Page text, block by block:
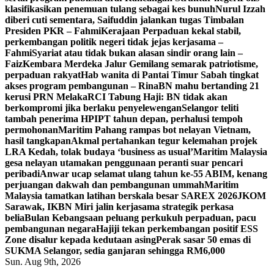
klasifikasikan penemuan tulang sebagai kes bunuhNurul Izzah
diberi cuti sementara, Saifuddin jalankan tugas Timbalan
Presiden PKR – FahmiKerajaan Perpaduan kekal stabil,
perkembangan politik negeri tidak jejas kerjasama –
FahmiSyariat atau tidak bukan alasan sindir orang lain –
FaizKembara Merdeka Jalur Gemilang semarak patriotisme,
perpaduan rakyatHab wanita di Pantai Timur Sabah tingkat
akses program pembangunan – RinaBN mahu bertanding 21
kerusi PRN MelakaRCI Tabung Haji: BN tidak akan
berkompromi jika berlaku penyelewenganSelangor teliti
tambah penerima HPIPT tahun depan, perhalusi tempoh
permohonanMaritim Pahang rampas bot nelayan Vietnam,
hasil tangkapanAkmal pertahankan tegur kelemahan projek
LRA Kedah, tolak budaya ‘business as usual’Maritim Malaysia
gesa nelayan utamakan penggunaan peranti suar pencari
peribadiAnwar ucap selamat ulang tahun ke-55 ABIM, kenang
perjuangan dakwah dan pembangunan ummahMaritim
Malaysia tamatkan latihan berskala besar SAREX 2026JKOM
Sarawak, IKBN Miri jalin kerjasama strategik perkasa
beliaBulan Kebangsaan peluang perkukuh perpaduan, pacu
pembangunan negaraHajiji tekan perkembangan positif ESS
Zone disalur kepada kedutaan asingPerak sasar 50 emas di
SUKMA Selangor, sedia ganjaran sehingga RM6,000
Sun. Aug 9th, 2026